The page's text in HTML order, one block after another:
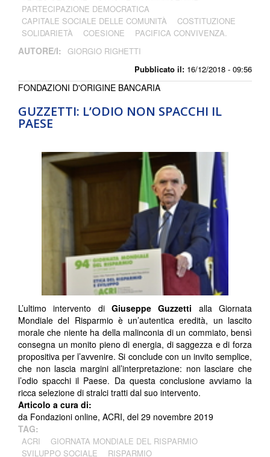
Pubblicato il: 16/12/2018 - 09:56
PARTECIPAZIONE DEMOCRATICA
CAPITALE SOCIALE DELLE COMUNITÀ
COSTITUZIONE
SOLIDARIETÀ
COESIONE PACIFICA CONVIVENZA.
AUTORE/I: GIORGIO RIGHETTI
GUZZETTI: L’ODIO NON SPACCHI IL
PAESE
FONDAZIONI D'ORIGINE BANCARIA
L’ultimo intervento di Giuseppe Guzzetti alla Giornata
Mondiale del Risparmio è un’autentica eredità, un lascito
morale che niente ha della malinconia di un commiato, bensì
consegna un monito pieno di energia, di saggezza e di forza
propositiva per l’avvenire. Si conclude con un invito semplice,
che non lascia margini all’interpretazione: non lasciare che
l’odio spacchi il Paese. Da questa conclusione avviamo la
ricca selezione di stralci tratti dal suo intervento.
Articolo a cura di:
da Fondazioni online, ACRI, del 29 novembre 2019
TAG:
ACRI
GIORNATA MONDIALE DEL RISPARMIO
SVILUPPO SOCIALE
RISPARMIO